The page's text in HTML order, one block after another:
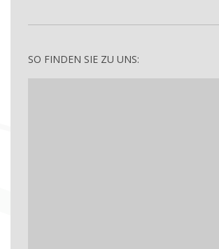
SO FINDEN SIE ZU UNS: